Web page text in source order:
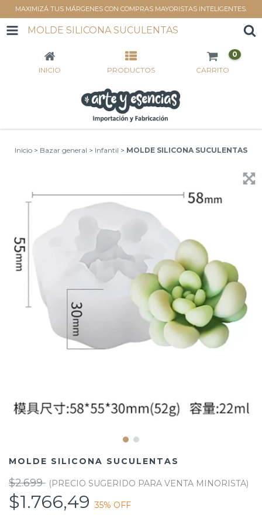
MAXIMIZÁ TUS MÁRGENES CON COMPRAS MAYORISTAS INTELIGENTES.
MOLDE SILICONA SUCULENTAS
INICIO PRODUCTOS CARRITO
0
Inicio > Bazar general > Infantil > MOLDE SILICONA SUCULENTAS
MOLDE SILICONA SUCULENTAS
$2.699
$1.766,4935% OFF